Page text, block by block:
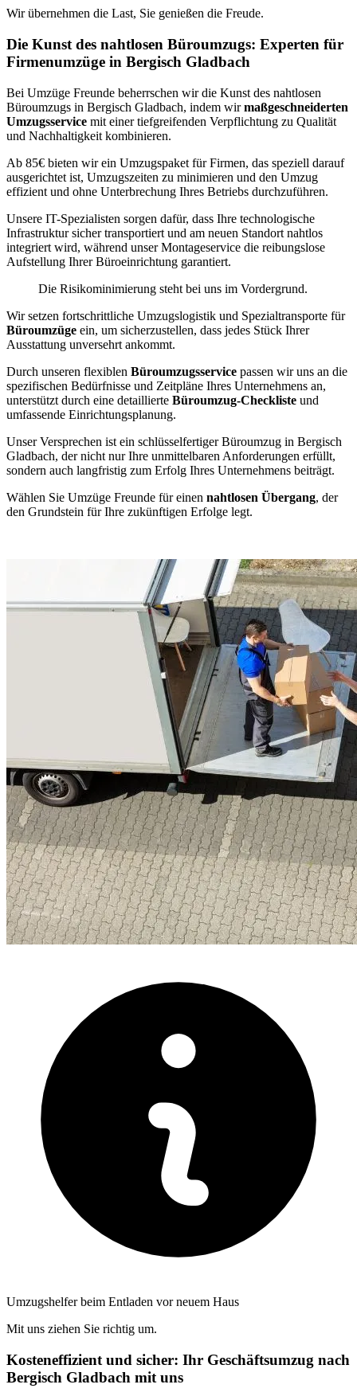
Wir übernehmen die Last, Sie genießen die Freude.
Die Kunst des nahtlosen Büroumzugs: Experten für
Firmenumzüge in Bergisch Gladbach
Bei Umzüge Freunde beherrschen wir die Kunst des nahtlosen
Büroumzugs in Bergisch Gladbach, indem wirmaßgeschneiderten
Umzugsservice mit einer tiefgreifenden Verpflichtung zu Qualität
und Nachhaltigkeit kombinieren.
Ab 85€ bieten wir ein Umzugspaket für Firmen, das speziell darauf
ausgerichtet ist, Umzugszeiten zu minimieren und den Umzug
effizient und ohne Unterbrechung Ihres Betriebs durchzuführen.
Unsere IT-Spezialisten sorgen dafür, dass Ihre technologische
Infrastruktur sicher transportiert und am neuen Standort nahtlos
integriert wird, während unser Montageservice die reibungslose
Aufstellung Ihrer Büroeinrichtung garantiert.
Die Risikominimierung steht bei uns im Vordergrund.
Wir setzen fortschrittliche Umzugslogistik und Spezialtransporte für
Büroumzüge ein, um sicherzustellen, dass jedes Stück Ihrer
Ausstattung unversehrt ankommt.
Durch unseren flexiblen Büroumzugsservice passen wir uns an die
spezifischen Bedürfnisse und Zeitpläne Ihres Unternehmens an,
unterstützt durch eine detaillierte Büroumzug-Checkliste und
umfassende Einrichtungsplanung.
Unser Versprechen ist ein schlüsselfertiger Büroumzug in Bergisch
Gladbach, der nicht nur Ihre unmittelbaren Anforderungen erfüllt,
sondern auch langfristig zum Erfolg Ihres Unternehmens beiträgt.
Wählen Sie Umzüge Freunde für einen nahtlosen Übergang, der
den Grundstein für Ihre zukünftigen Erfolge legt.
Umzugshelfer beim Entladen vor neuem Haus
Mit uns ziehen Sie richtig um.
Kosteneffizient und sicher: Ihr Geschäftsumzug nach
Bergisch Gladbach mit uns